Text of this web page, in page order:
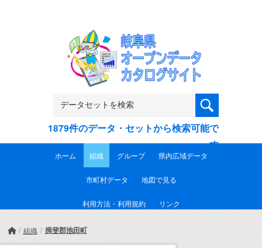
1879件のデータ・セットから検索可能で
す
ホーム 組織 グループ 県内広域データ
市町村データ 地図で見る
利用方法・利用規約 リンク
組織 揖斐郡池田町